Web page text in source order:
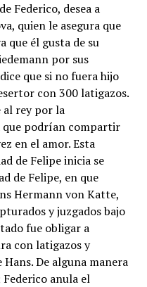
Federico, desea a
quien le asegura que
que él gusta de su
por sus
que si no fuera hijo
con 300 latigazos.
al rey por la
que podrían compartir
en el amor. Esta
de Felipe inicia se
de Felipe, en que
Hermann von Katte,
y juzgados bajo
fue obligar a
con latigazos y
De alguna manera
anula el